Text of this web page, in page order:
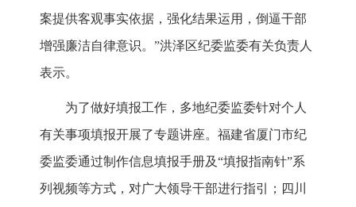
案提供客观事实依据，强化结果运用，倒逼干部
增强廉洁自律意识。”洪泽区纪委监委有关负责人
表示。
为了做好填报工作，多地纪委监委针对个人
有关事项填报开展了专题讲座。福建省厦门市纪
委监委通过制作信息填报手册及“填报指南针”系
列视频等方式，对广大领导干部进行指引；四川